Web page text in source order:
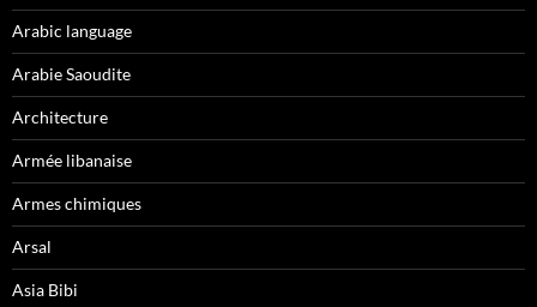
Arabic language
Arabie Saoudite
Architecture
Armée libanaise
Armes chimiques
Arsal
Asia Bibi